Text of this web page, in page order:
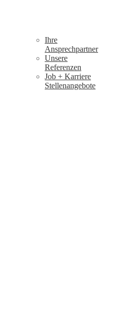
Ihre
Ansprechpartner
Unsere
Referenzen
Job + Karriere
Stellenangebote